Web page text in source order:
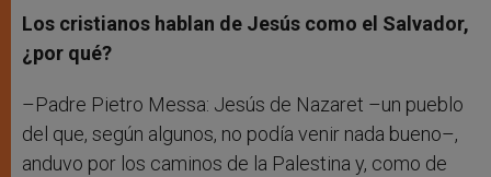
Los cristianos hablan de Jesús como el Salvador,
¿por qué?
–Padre Pietro Messa: Jesús de Nazaret –un pueblo
del que, según algunos, no podía venir nada bueno–,
anduvo por los caminos de la Palestina y, como de